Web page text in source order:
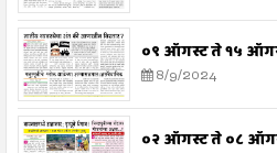
०९ ऑगस्ट ते १५
8/9/2024
०२ ऑगस्ट ते ०८